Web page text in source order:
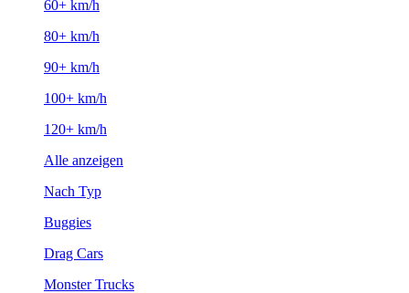
60+ km/h
80+ km/h
90+ km/h
100+ km/h
120+ km/h
Alle anzeigen
Nach Typ
Buggies
Drag Cars
Monster Trucks